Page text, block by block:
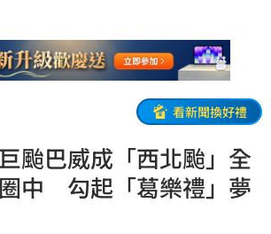
看新聞換好禮
颱巴威成「西北颱」全
中 勾起「葛樂禮」夢